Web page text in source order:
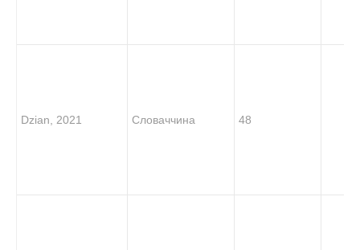
Dzian, 2021 Словаччина 48